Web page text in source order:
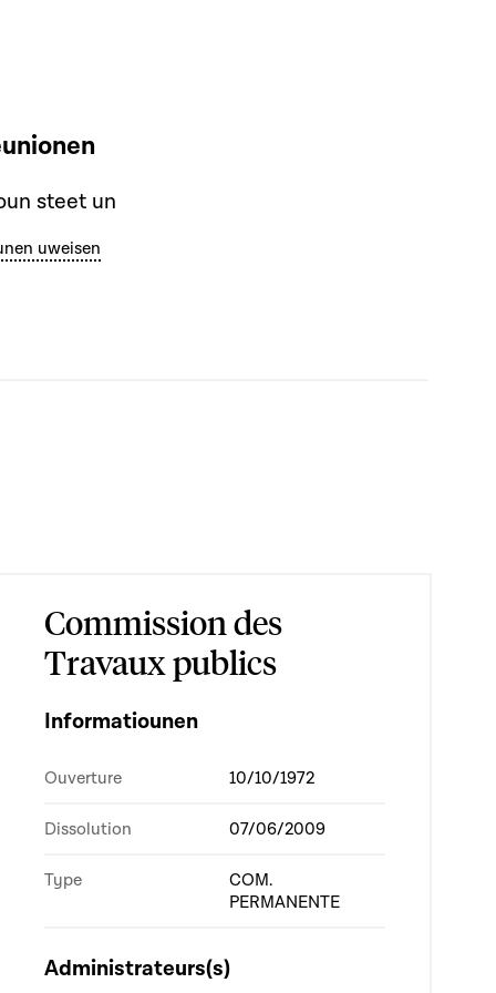
steet un
uweisen
Commission des
Travaux publics
Informatiounen
Ouverture 10/10/1972
Dissolution 07/06/2009
Type
COM.
PERMANENTE
Administrateurs(s)